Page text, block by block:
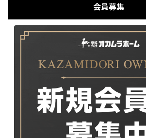
会員募集